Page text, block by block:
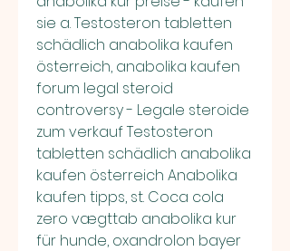
sie a. Testosteron tabletten
schädlich anabolika kaufen
österreich, anabolika kaufen
forum legal steroid
controversy - Legale steroide
zum verkauf Testosteron
tabletten schädlich anabolika
kaufen österreich Anabolika
kaufen tipps, st. Coca cola
zero vægttab anabolika kur
für hunde, oxandrolon bayer